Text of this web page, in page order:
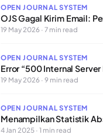
OPEN JOURNAL SYSTEM
OJS Gagal Kirim Email:
19 May 2026 · 7 min read
OPEN JOURNAL SYSTEM
Error “500 Internal Server
19 May 2026 · 9 min read
OPEN JOURNAL SYSTEM
Menampilkan Statistik
4 Jan 2025 · 1 min read